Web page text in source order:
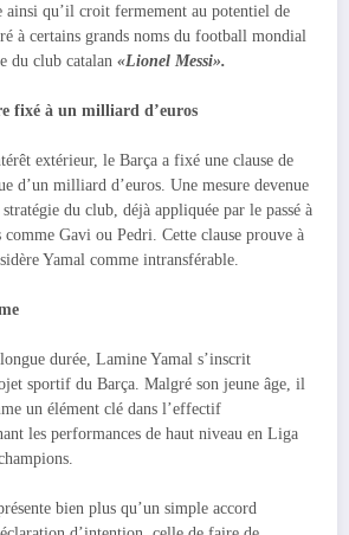
qu’il croit fermement au potentiel de
à certains grands noms du football mondial
du club catalan «Lionel Messi».
fixé à un milliard d’euros
extérieur, le Barça a fixé une clause de
d’un milliard d’euros. Une mesure devenue
du club, déjà appliquée par le passé à
comme Gavi ou Pedri. Cette clause prouve à
Yamal comme intransférable.
durée, Lamine Yamal s’inscrit
sportif du Barça. Malgré son jeune âge, il
un élément clé dans l’effectif
les performances de haut niveau en Liga
bien plus qu’un simple accord